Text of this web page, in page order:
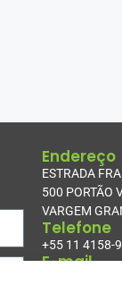
Endereço
ESTRADA
500 PORTÃO
VARGEM
Telefone
+55 11 4158-
E-mail
Suporte